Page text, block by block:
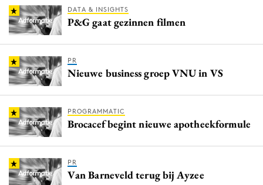
DATA & INSIGHTS
P&G gaat gezinnen filmen
PR
Nieuwe business groep VNU in VS
PROGRAMMATIC
Brocacef begint nieuwe apotheekformule
PR
Van Barneveld terug bij Ayzee